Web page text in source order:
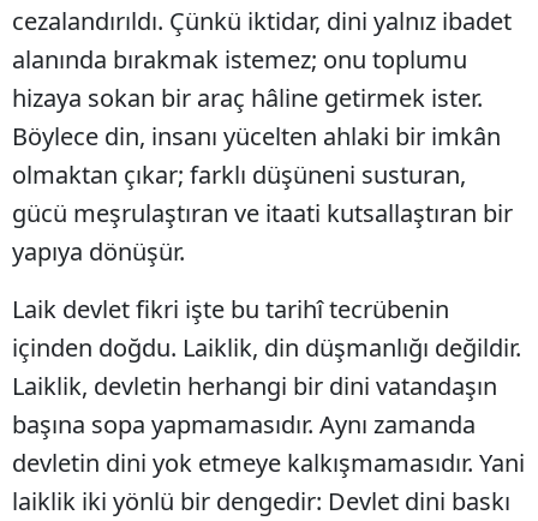
cezalandırıldı. Çünkü iktidar, dini yalnız ibadet
alanında bırakmak istemez; onu toplumu
hizaya sokan bir araç hâline getirmek ister.
Böylece din, insanı yücelten ahlaki bir imkân
olmaktan çıkar; farklı düşüneni susturan,
gücü meşrulaştıran ve itaati kutsallaştıran bir
yapıya dönüşür.
Laik devlet fikri işte bu tarihî tecrübenin
içinden doğdu. Laiklik, din düşmanlığı değildir.
Laiklik, devletin herhangi bir dini vatandaşın
başına sopa yapmamasıdır. Aynı zamanda
devletin dini yok etmeye kalkışmamasıdır. Yani
laiklik iki yönlü bir dengedir: Devlet dini baskı